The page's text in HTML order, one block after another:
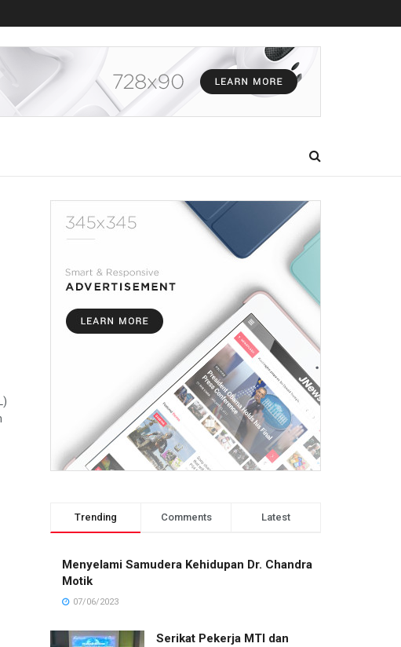
Trending Comments Latest
Menyelami Samudera Kehidupan Dr. Chandra
Motik
07/06/2023
Serikat Pekerja MTI dan